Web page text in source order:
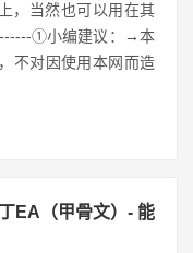
，当然也可以用在其
①小编建议：→本
不对因使用本网而造
EA（甲骨文）- 能